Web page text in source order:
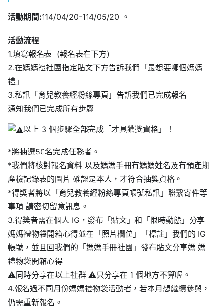
活動期間:114/04/20-114/05/20 。
活動流程
1.填寫報名表 ​ (報名表在下方)
2.在媽媽禮社團指定貼文下方告訴我們「最想要哪個媽媽
禮」
3.私訊「育兒教養經粉絲專頁」告訴我們已完成報名
通知我們已完成所有步驟
以上 3 個步驟全部完成「才具獲獎資格」！
*將抽選50名完成任務者。
*我們將核對報名資料 以及媽媽手冊有媽媽姓名及有預產期
產檢記錄表的圖片 確認是本人，才符合抽獎資格。
*得獎者將以「育兒教養經粉絲專頁帳號私訊」聯繫寄件等
事項 請密切留意訊息。
3.得獎者需在個人 IG，發布「貼文」和「限時動態」分享
媽媽禮物袋開箱心得並在「照片欄位」「標註」我們的 IG
帳號，並且回我們的「媽媽手冊社團」發布貼文分享媽 媽
禮物袋開箱心得
⚠同時分享在以上社群 ⚠只分享在 1 個地方不算喔。
4.報名過不同月份媽媽禮物袋活動者，若本月想繼續參與，
仍需重新報名。